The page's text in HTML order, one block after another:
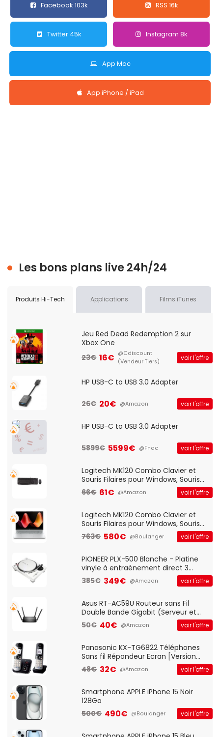
Facebook 103k RSS 16k
Twitter 45k Instagram 8k
App Mac
App iPhone / iPad
Les bons plans live 24h/24
Produits Hi-Tech Applications Films iTunes
Jeu Red Dead Redemption 2 sur
Xbox One
23€ 16€ @Cdiscount
(Vendeur Tiers)
voir l'offre
HP USB-C to USB 3.0 Adapter
26€ 20€ @Amazon voir l'offre
HP USB-C to USB 3.0 Adapter
5899€ 5599€ @Fnac voir l'offre
Logitech MK120 Combo Clavier et
Souris Filaires pour Windows, Souris
Optique Filaire, Connexion USB Plug
And Play, Confortable, Taille
QWERTY UK - Noir
66€ 61€ @Amazon voir l'offre
Logitech MK120 Combo Clavier et
Souris Filaires pour Windows, Souris
Optique Filaire, Connexion USB Plug
And Play, Confortable, Taille
QWERTY UK - Noir
763€ 580€ @Boulanger voir l'offre
PIONEER PLX-500 Blanche - Platine
vinyle à entraénement direct 3
vitesses (33-45-78 trs/min) avec
pre-ampli intégré et port USB
385€ 349€ @Amazon voir l'offre
Asus RT-AC59U Routeur sans Fil
Double Bande Gigabit (Serveur et
Client VPN, Triple Vlan, Mode Point
d'accès et Bridge, contrôle Parental,
50€ 40€ @Amazon voir l'offre
Panasonic KX-TG6822 Téléphones
Sans fil Répondeur Ecran [Version
Française]
48€ 32€ @Amazon voir l'offre
Smartphone APPLE iPhone 15 Noir
128Go
500€ 490€ @Boulanger voir l'offre